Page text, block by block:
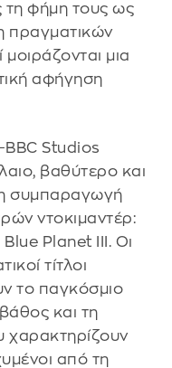
τη φήμη τους ως
πραγματικών
μια
αφήγηση
Studios
βαθύτερο και
συμπαραγωγή
ντοκιμαντέρ:
Planet III. Οι
τίτλοι
το παγκόσμιο
και τη
χαρακτηρίζουν
από τη